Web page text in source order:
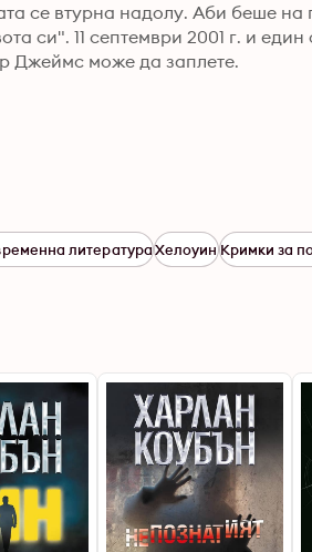
се втурна надолу. Аби беше на
си". 11 септември 2001 г. и един
Джеймс може да заплете.
литератураХелоуинКримки за